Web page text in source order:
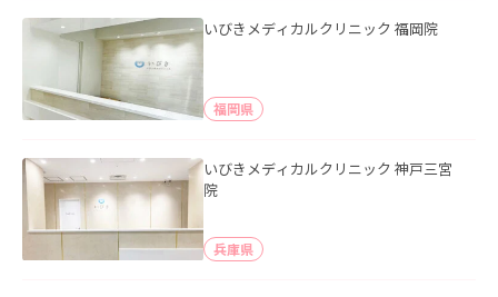
いびきメディカルクリニック 福岡院
福岡県
いびきメディカルクリニック 神戸三宮
院
兵庫県